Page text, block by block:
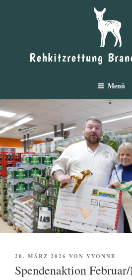
Rehkitzrettung
Menü
VERÖFFENTLICHT
AM
20. MÄRZ 2026 VON YVONNE
Spendenaktion